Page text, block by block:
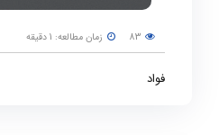
زمان مطالعه: 1 دقیقه
فواد